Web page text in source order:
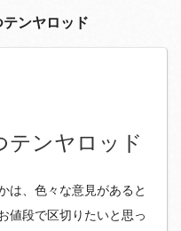
ンヤロッド
テンヤロッド
は、色々な意見があると
値段で区切りたいと思っ